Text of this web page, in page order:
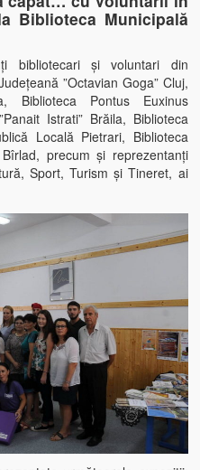
Biblioteca Municipală
bibliotecari și voluntari din
”Octavian Goga” Cluj,
Biblioteca Pontus Euxinus
Istrati” Brăila, Biblioteca
Locală Pietrari, Biblioteca
precum și reprezentanți
Sport, Turism și Tineret, ai